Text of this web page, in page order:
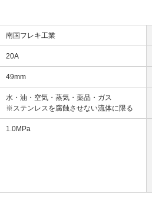
南国フレキ工業
20A
49mm
水・油・空気・蒸気・薬品・ガス
※ステンレスを腐蝕させない流体に限る
1.0MPa